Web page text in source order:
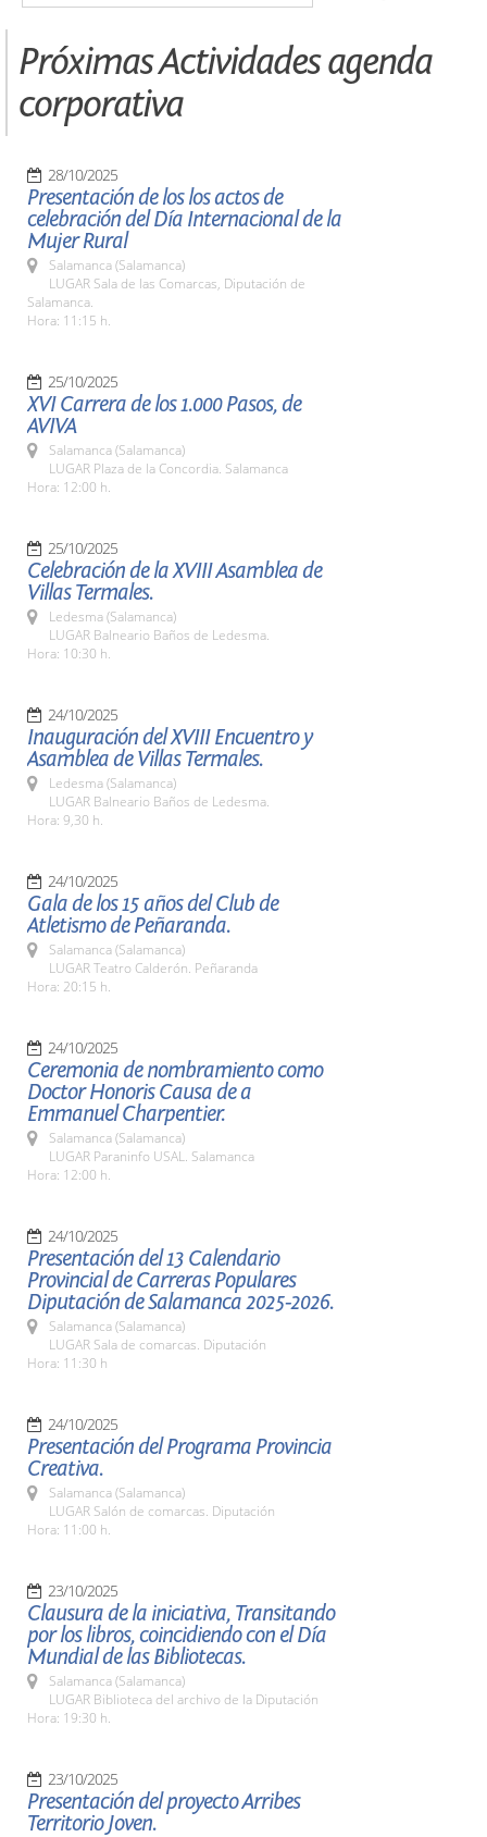
Próximas Actividades agenda
corporativa
28/10/2025
Presentación de los los actos de
celebración del Día Internacional de la
Mujer Rural
Salamanca (Salamanca)
LUGAR Sala de las Comarcas, Diputación de
Salamanca.
Hora: 11:15 h.
25/10/2025
XVI Carrera de los 1.000 Pasos, de
AVIVA
Salamanca (Salamanca)
LUGAR Plaza de la Concordia. Salamanca
Hora: 12:00 h.
25/10/2025
Celebración de la XVIII Asamblea de
Villas Termales.
Ledesma (Salamanca)
LUGAR Balneario Baños de Ledesma.
Hora: 10:30 h.
24/10/2025
Inauguración del XVIII Encuentro y
Asamblea de Villas Termales.
Ledesma (Salamanca)
LUGAR Balneario Baños de Ledesma.
Hora: 9,30 h.
24/10/2025
Gala de los 15 años del Club de
Atletismo de Peñaranda.
Salamanca (Salamanca)
LUGAR Teatro Calderón. Peñaranda
Hora: 20:15 h.
24/10/2025
Ceremonia de nombramiento como
Doctor Honoris Causa de a
Emmanuel Charpentier.
Salamanca (Salamanca)
LUGAR Paraninfo USAL. Salamanca
Hora: 12:00 h.
24/10/2025
Presentación del 13 Calendario
Provincial de Carreras Populares
Diputación de Salamanca 2025-2026.
Salamanca (Salamanca)
LUGAR Sala de comarcas. Diputación
Hora: 11:30 h
24/10/2025
Presentación del Programa Provincia
Creativa.
Salamanca (Salamanca)
LUGAR Salón de comarcas. Diputación
Hora: 11:00 h.
23/10/2025
Clausura de la iniciativa, Transitando
por los libros, coincidiendo con el Día
Mundial de las Bibliotecas.
Salamanca (Salamanca)
LUGAR Biblioteca del archivo de la Diputación
Hora: 19:30 h.
23/10/2025
Presentación del proyecto Arribes
Territorio Joven.